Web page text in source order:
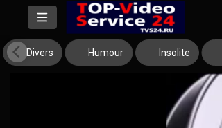
Divers Humour Insolite